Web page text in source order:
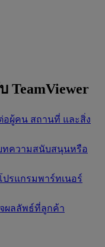
TeamViewer
อผู้คน สถานที่ และสิ่ง
ทความสนับสนุนหรือ
ปรแกรมพาร์ทเนอร์
ผลลัพธ์ที่ลูกค้า